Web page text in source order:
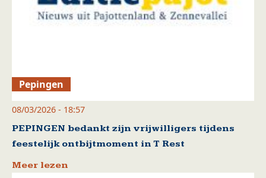
Pepingen
08/03/2026 - 18:57
PEPINGEN bedankt zijn vrijwilligers tijdens
feestelijk ontbijtmoment in T Rest
Meer lezen